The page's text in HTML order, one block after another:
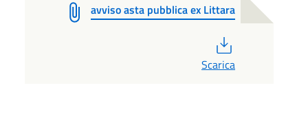
avviso asta pubblica ex Littara
Scarica